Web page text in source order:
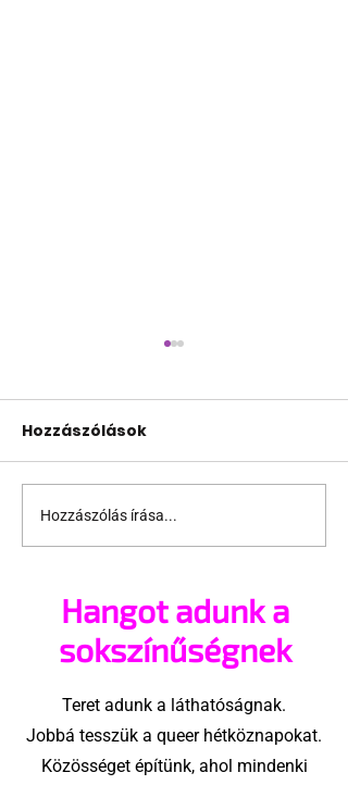
A London Trans+ Pride
szervezője nem volt
ünnepségnek nevezni
az eseményt- a BBC
ezért törölte vele az
interjút
Hozzászólások
Hozzászólás írása...
Hangot adunk a
sokszínűségnek
Teret adunk a láthatóságnak.
Jobbá tesszük a queer hétköznapokat.
Közösséget építünk, ahol mindenki